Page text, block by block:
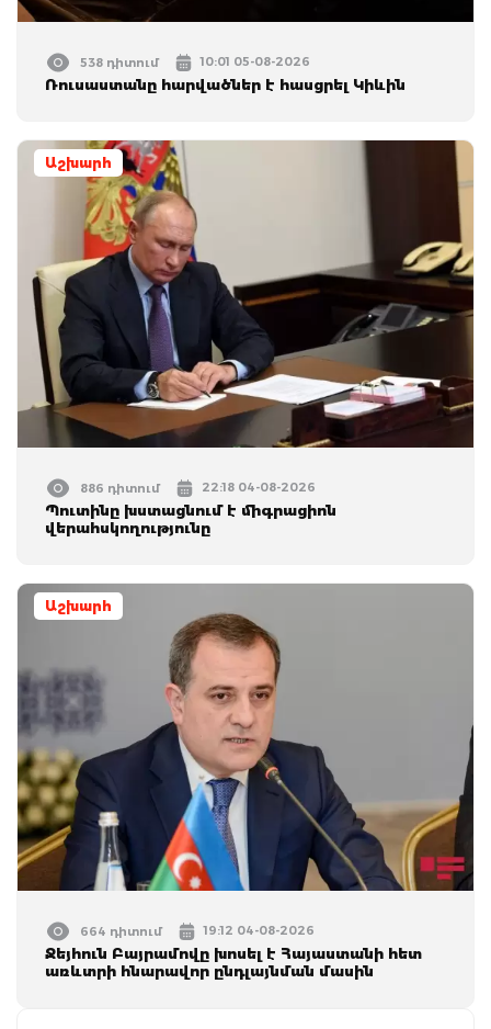
538 դիտում 10:01 05-08-2026
Ռուսաստանը հարվածներ է հասցրել Կիևին
Աշխարհ
886 դիտում 22:18 04-08-2026
Պուտինը խստացնում է միգրացիոն
վերահսկողությունը
Աշխարհ
664 դիտում 19:12 04-08-2026
Ջեյհուն Բայրամովը խոսել է Հայաստանի հետ
առևտրի հնարավոր ընդլայնման մասին